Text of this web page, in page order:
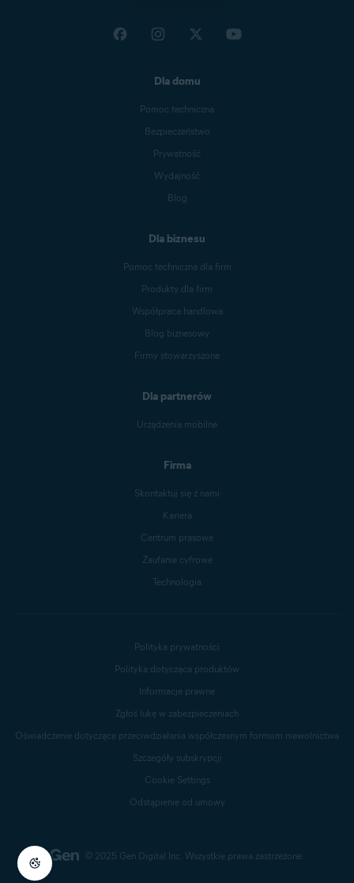
Dla domu
Pomoc techniczna
Bezpieczeństwo
Prywatność
Wydajność
Blog
Dla biznesu
Pomoc techniczna dla firm
Produkty dla firm
Współpraca handlowa
Blog biznesowy
Firmy stowarzyszone
Dla partnerów
Urządzenia mobilne
Firma
Skontaktuj się z nami
Kariera
Centrum prasowe
Zaufanie cyfrowe
Technologia
© 2025 Gen Digital Inc. Wszystkie prawa zastrzeżone.
Polityka prywatności
Polityka dotycząca produktów
Informacje prawne
Zgłoś lukę w zabezpieczeniach
Oświadczenie dotyczące przeciwdziałania współczesnym formom niewolnictwa
Szczegóły subskrypcji
Cookie Settings
Odstąpienie od umowy